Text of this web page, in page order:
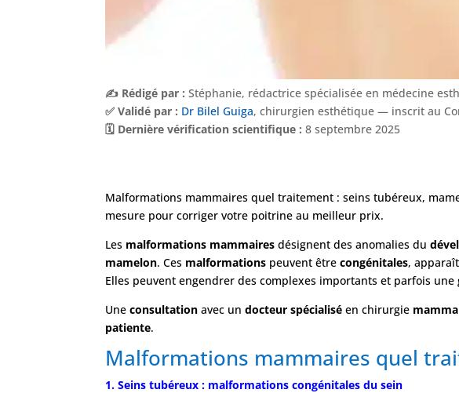
✍️ Rédigé par : Stéphanie, rédactrice spécialisée en médecine
✅ Validé par : Dr Bilel Guiga, chirurgien esthétique — inscrit au
🗓️ Dernière vérification scientifique : 8 septembre 2025
Malformations mammaires quel traitement : seins tubéreux,
mesure pour corriger votre poitrine au meilleur prix.
Les malformations mammaires désignent des anomalies du
mamelon. Ces malformations peuvent êtrecongénitales,
Elles peuvent engendrer des complexes importants et parfois une
Uneconsultation avec undocteur spécialisé en chirurgie
patiente.
Malformations mammaires quel
1. Seins tubéreux : malformations congénitales du sein